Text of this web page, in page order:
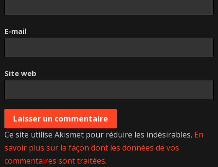
E-mail
Site web
Ce site utilise Akismet pour réduire les indésirables. En
savoir plus sur la façon dont les données de vos
commentaires sont traitées.